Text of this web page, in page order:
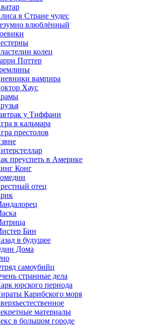
в Стране чудес
влюблённый
колец
Поттер
вампира
Хаус
у Тиффани
в кальмара
престолов
преуспеть в Америке
Конг
отец
Бин
в будущее
Дома
самоубийц
странные дела
юрского периода
Карибского моря
материалы
в большом городе